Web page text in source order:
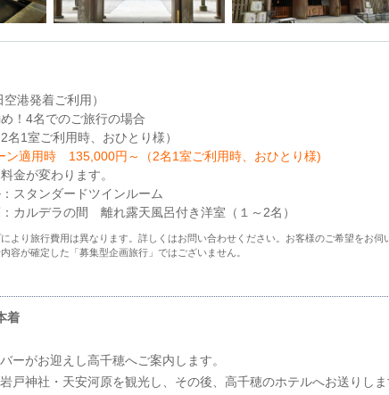
港発着ご利用）
！4名でのご旅行の場合
1室ご利用時、おひとり様）
ン適用時 135,000円～（2名1室ご利用時、おひとり様)
金が変わります。
スタンダードツインルーム
カルデラの間 離れ露天風呂付き洋室（１～2名）
より旅行費用は異なります。詳しくはお問い合わせください。お客様のご希望をお伺
容が確定した「募集型企画旅行」ではございません。
着
ーがお迎えし高千穂へご案内します。
戸神社・天安河原を観光し、その後、高千穂のホテルへお送りしま